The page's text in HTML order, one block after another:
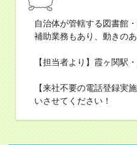
自治体が管轄する図書館
補助業務もあり、動きの
【担当者より】霞ヶ関駅
【来社不要の電話登録実
いさせてください！